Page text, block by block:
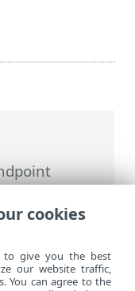
>
área de
cookies
to give you the best
our website traffic,
You can agree to the